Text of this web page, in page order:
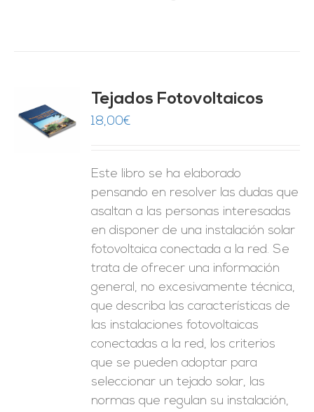
Tejados Fotovoltaicos
18,00€
Este libro se ha elaborado
pensando en resolver las dudas que
asaltan a las personas interesadas
en disponer de una instalación solar
fotovoltaica conectada a la red. Se
trata de ofrecer una información
general, no excesivamente técnica,
que describa las características de
las instalaciones fotovoltaicas
conectadas a la red, los criterios
que se pueden adoptar para
seleccionar un tejado solar, las
normas que regulan su instalación,